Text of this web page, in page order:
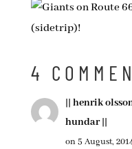
4
|| henrik
hundar ||
on 5 August,